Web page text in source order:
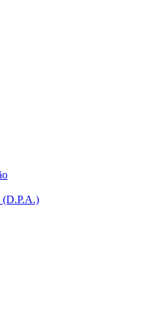
(D.P.A.)